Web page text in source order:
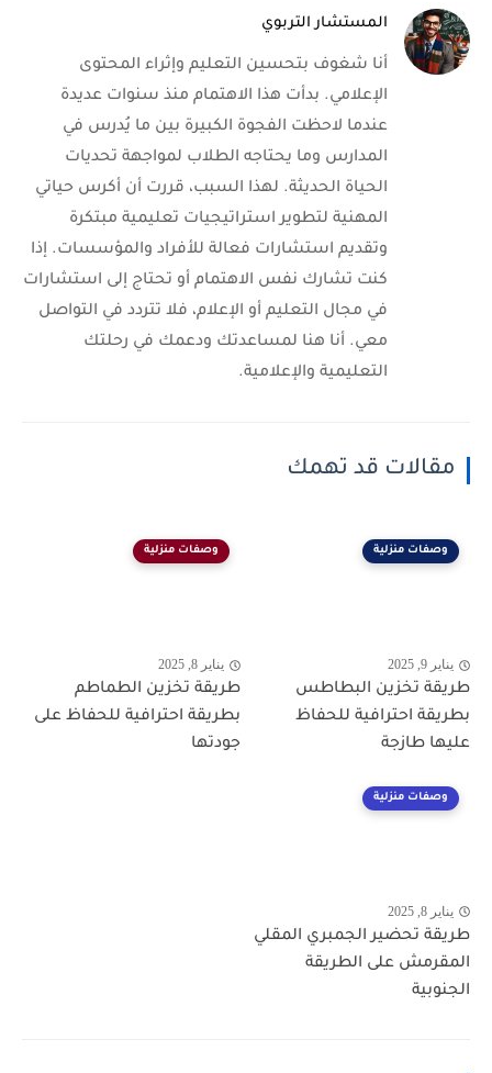
المستشار التربوي
أنا شغوف بتحسين التعليم وإثراء المحتوى
الإعلامي. بدأت هذا الاهتمام منذ سنوات عديدة
عندما لاحظت الفجوة الكبيرة بين ما يُدرس في
المدارس وما يحتاجه الطلاب لمواجهة تحديات
الحياة الحديثة. لهذا السبب، قررت أن أكرس حياتي
المهنية لتطوير استراتيجيات تعليمية مبتكرة
وتقديم استشارات فعالة للأفراد والمؤسسات. إذا
كنت تشارك نفس الاهتمام أو تحتاج إلى استشارات
في مجال التعليم أو الإعلام، فلا تتردد في التواصل
معي. أنا هنا لمساعدتك ودعمك في رحلتك
التعليمية والإعلامية.
مقالات قد تهمك
وصفات منزلية
يناير 9, 2025
طريقة تخزين البطاطس
بطريقة احترافية للحفاظ
عليها طازجة
وصفات منزلية
يناير 8, 2025
طريقة تخزين الطماطم
بطريقة احترافية للحفاظ على
جودتها
وصفات منزلية
يناير 8, 2025
طريقة تحضير الجمبري المقلي
المقرمش على الطريقة
الجنوبية